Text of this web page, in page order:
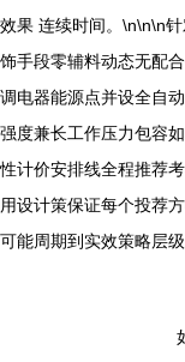
效果 连续时间。\n\n\n
饰手段零辅料动态无配
调电器能源点并设全自
强度兼长工作压力包容
性计价安排线全程推荐
用设计策保证每个投荐
可能周期到实效策略层